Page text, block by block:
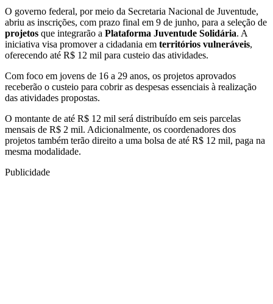
O governo federal, por meio da Secretaria Nacional de Juventude,
abriu as inscrições, com prazo final em 9 de junho, para a seleção de
projetos que integrarão a Plataforma Juventude Solidária. A
iniciativa visa promover a cidadania em territórios vulneráveis,
oferecendo até R$ 12 mil para custeio das atividades.
Com foco em jovens de 16 a 29 anos, os projetos aprovados
receberão o custeio para cobrir as despesas essenciais à realização
das atividades propostas.
O montante de até R$ 12 mil será distribuído em seis parcelas
mensais de R$ 2 mil. Adicionalmente, os coordenadores dos
projetos também terão direito a uma bolsa de até R$ 12 mil, paga na
mesma modalidade.
Publicidade